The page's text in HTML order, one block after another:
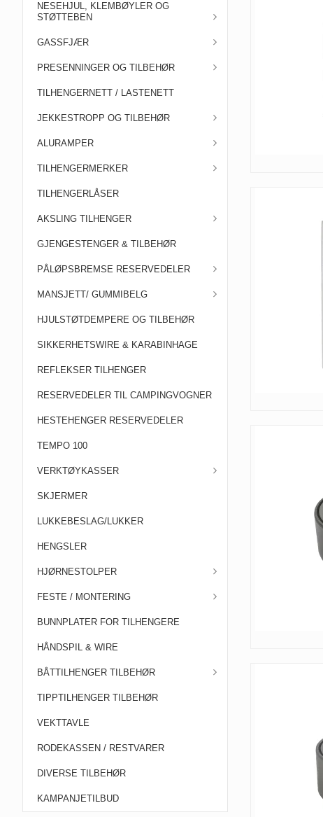
NESEHJUL, KLEMBØYLER OG
STØTTEBEN
GASSFJÆR
PRESENNINGER OG TILBEHØR
TILHENGERNETT / LASTENETT
JEKKESTROPP OG TILBEHØR
ALURAMPER
TILHENGERMERKER
TILHENGERLÅSER
AKSLING TILHENGER
GJENGESTENGER & TILBEHØR
PÅLØPSBREMSE RESERVEDELER
MANSJETT/ GUMMIBELG
HJULSTØTDEMPERE OG TILBEHØR
SIKKERHETSWIRE & KARABINHAGE
REFLEKSER TILHENGER
RESERVEDELER TIL CAMPINGVOGNER
HESTEHENGER RESERVEDELER
TEMPO 100
VERKTØYKASSER
SKJERMER
LUKKEBESLAG/LUKKER
HENGSLER
HJØRNESTOLPER
FESTE / MONTERING
BUNNPLATER FOR TILHENGERE
HÅNDSPIL & WIRE
BÅTTILHENGER TILBEHØR
TIPPTILHENGER TILBEHØR
VEKTTAVLE
RODEKASSEN / RESTVARER
DIVERSE TILBEHØR
KAMPANJETILBUD